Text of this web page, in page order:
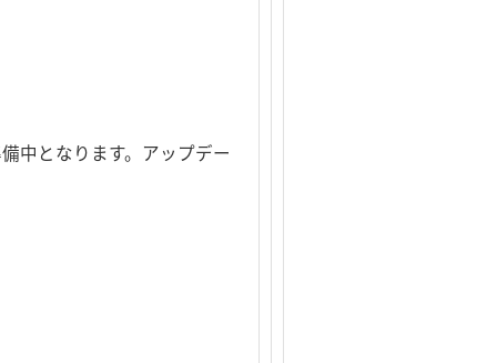
中となります。アップデー